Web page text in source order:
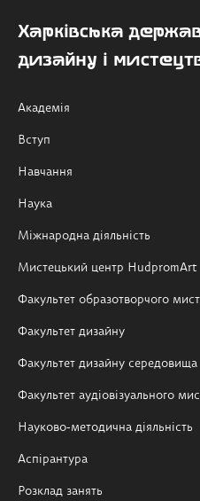
Харківська
дизайну і
Академія
Вступ
Навчання
Наука
Міжнародна діяльність
Мистецький центр HudpromArt
Факультет образотворчого
Факультет дизайну
Факультет дизайну середовища
Факультет аудіовізуального
Науково-методична діяльність
Аспірантура
Розклад занять